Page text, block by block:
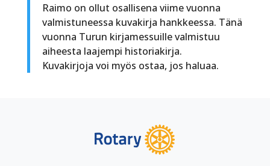
Raimo on ollut osallisena viime vuonna
valmistuneessa kuvakirja hankkeessa. Tänä
vuonna Turun kirjamessuille valmistuu
aiheesta laajempi historiakirja.
Kuvakirjoja voi myös ostaa, jos haluaa.